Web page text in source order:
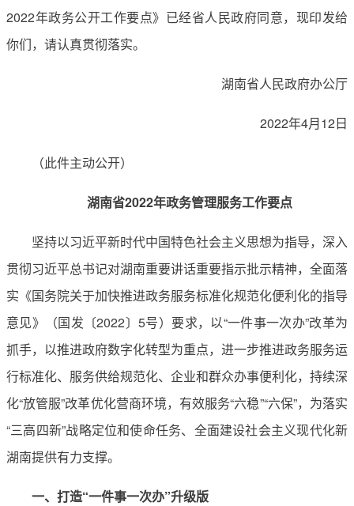
2022年政务公开工作要点》已经省人民政府同意，现印发给
你们，请认真贯彻落实。
湖南省人民政府办公厅
2022年4月12日
（此件主动公开）
湖南省2022年政务管理服务工作要点
坚持以习近平新时代中国特色社会主义思想为指导，深入
贯彻习近平总书记对湖南重要讲话重要指示批示精神，全面落
实《国务院关于加快推进政务服务标准化规范化便利化的指导
意见》（国发〔2022〕5号）要求，以“一件事一次办”改革为
抓手，以推进政府数字化转型为重点，进一步推进政务服务运
行标准化、服务供给规范化、企业和群众办事便利化，持续深
化“放管服”改革优化营商环境，有效服务“六稳”“六保”，为落实
“三高四新”战略定位和使命任务、全面建设社会主义现代化新
湖南提供有力支撑。
一、打造“一件事一次办”升级版